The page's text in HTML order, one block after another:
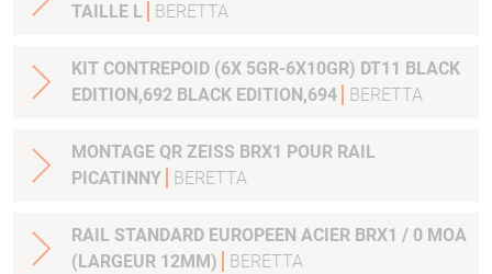
TAILLE L
BERETTA
KIT CONTREPOID (6X 5GR-6X10GR) DT11 BLACK
EDITION,692 BLACK EDITION,694
BERETTA
MONTAGE QR ZEISS BRX1 POUR RAIL
PICATINNY
BERETTA
RAIL STANDARD EUROPEEN ACIER BRX1 / 0 MOA
(LARGEUR 12MM)
BERETTA